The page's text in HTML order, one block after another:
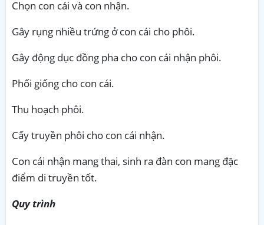
Chọn con cái và con nhận.
Gây rụng nhiều trứng ở con cái cho phôi.
Gây động dục đồng pha cho con cái nhận phôi.
Phối giống cho con cái.
Thu hoạch phôi.
Cấy truyền phôi cho con cái nhận.
Con cái nhận mang thai, sinh ra đàn con mang đặc
điểm di truyền tốt.
Quy trình